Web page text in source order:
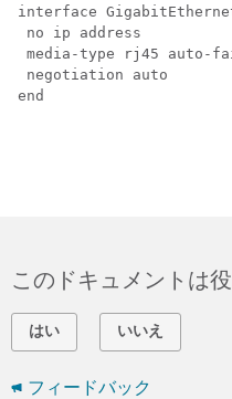
interface
no ip address
media-type rj45 auto-
negotiation auto
end
このドキュメントは
はい いいえ
フィードバック